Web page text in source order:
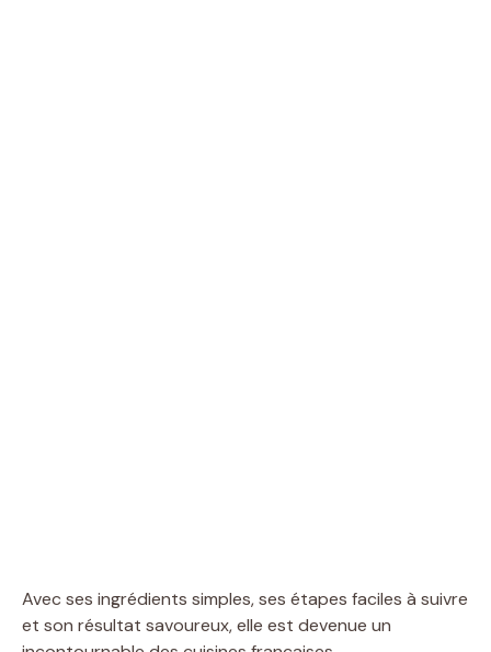
Avec ses ingrédients simples, ses étapes faciles à suivre
et son résultat savoureux, elle est devenue un